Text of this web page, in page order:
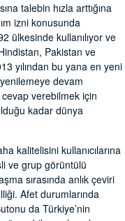
talebin hızla arttığına
izni konusunda
ülkesinde kullanılıyor ve
Pakistan ve
yılından bu yana en yeni
devam
cevap verebilmek için
kadar dünya
kalitelisini kullanıcılarına
ve grup görüntülü
sırasında anlık çeviri
Afet durumlarında
da Türkiye’nin